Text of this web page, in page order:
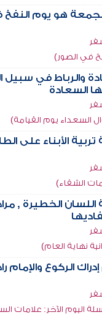
هو يوم النفخ
في الصور)
والرباط في سبيل
السعادة
السعداء يوم القيامة)
تربية الأبناء على
الشقاء)
اللسان الخطيرة ,
نهاية العام)
الركوع والإمام
اليوم الآخر: علامات